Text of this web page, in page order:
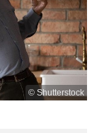
© Shutterstock